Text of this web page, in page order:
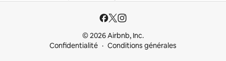
© 2026 Airbnb, Inc.
Confidentialité
Conditions générales